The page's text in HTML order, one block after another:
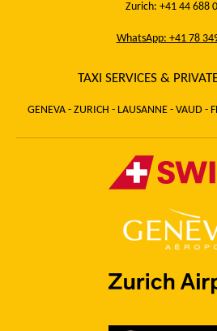
Zurich: +41 44 688
WhatsApp: +41 78
TAXI SERVICES &
GENEVA - ZURICH - LAUSANNE - VAUD -